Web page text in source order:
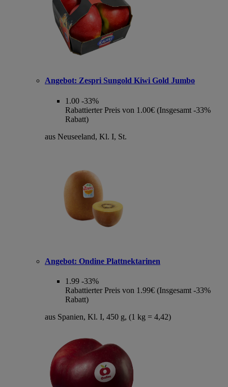
Angebot: Zespri Sungold Kiwi Gold Jumbo
1.00 -33%
Rabattierter Preis von 1.00€ (Insgesamt -33%
Rabatt)
aus Neuseeland, Kl. I, St.
Angebot: Ondine Plattnektarinen
1.99 -33%
Rabattierter Preis von 1.99€ (Insgesamt -33%
Rabatt)
aus Spanien, Kl. I, 450 g, (1 kg = 4,42)